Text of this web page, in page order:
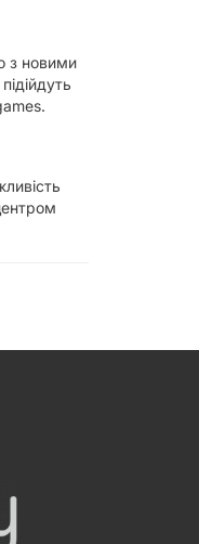
з новими